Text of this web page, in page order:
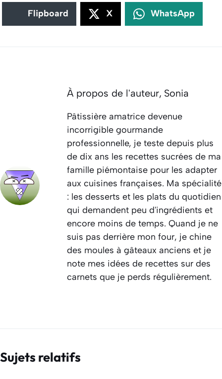
Flipboard X WhatsApp
À propos de l'auteur, Sonia
Pâtissière amatrice devenue
incorrigible gourmande
professionnelle, je teste depuis plus
de dix ans les recettes sucrées de ma
famille piémontaise pour les adapter
aux cuisines françaises. Ma spécialité
: les desserts et les plats du quotidien
qui demandent peu d'ingrédients et
encore moins de temps. Quand je ne
suis pas derrière mon four, je chine
des moules à gâteaux anciens et je
note mes idées de recettes sur des
carnets que je perds régulièrement.
Sujets relatifs